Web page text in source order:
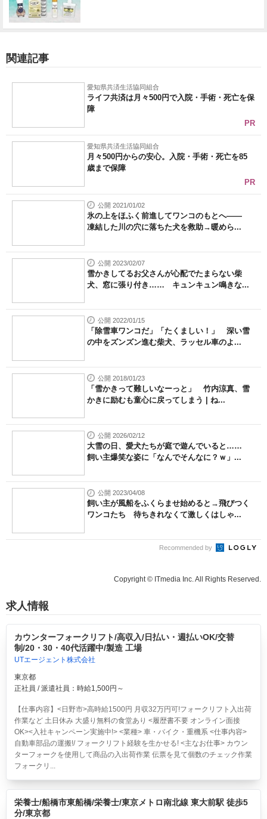
関連記事
愛知県共済生活協同組合
ライフ共済は月々500円で入院・手術・死亡を保
障
PR
愛知県共済生活協同組合
月々500円からの安心。入院・手術・死亡を85
歳まで保障
PR
公開 2021/01/02
氷の上をほふく前進してワンコのもとへ――
凍結した川の穴に落ちた犬を救助→暖めら...
公開 2023/02/07
雪かきしてるお父さんが心配でたまらない柴
犬、窓に張り付き…… キュンキュン鳴きな...
公開 2022/01/15
「除雪車ワンコだ」「たくましい！」 深い雪
の中をズンズン進む柴犬、ラッセル車のよ...
公開 2018/01/23
「雪かきって難しいなーっと」 竹内涼真、雪
かきに励むも童心に戻ってしまう | ね...
公開 2026/02/12
大雪の日、愛犬たちが庭で遊んでいると……
飼い主爆笑な姿に「なんでそんなに？ｗ」...
公開 2023/04/08
飼い主が風船をふくらませ始めると→飛びつく
ワンコたち 待ちきれなくて激しくはしゃ...
Recommended by
Copyright © ITmedia Inc. All Rights Reserved.
求人情報
カウンターフォークリフト/高収入/日払い・週払いOK/交替
制/20・30・40代活躍中/製造 工場
UTエージェント株式会社
東京都
正社員 / 派遣社員：時給1,500円～
【仕事内容】<日野市>高時給1500円 月収32万円可!フォークリフト入出荷
作業など 土日休み 大盛り無料の食堂あり <履歴書不要 オンライン面接
OK><入社キャンペーン実施中!> <業種> 車・バイク・重機系 <仕事内容>
自動車部品の運搬!/ フォークリフト経験を生かせる! <主なお仕事> カウン
ターフォークを使用して商品の入出荷作業 伝票を見て個数のチェック作業
フォークリ...
栄養士/船橋市東船橋/栄養士/東京メトロ南北線 東大前駅 徒歩5
分/東京都